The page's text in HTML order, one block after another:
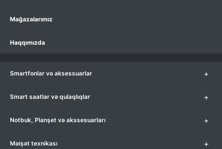
Mağazalarımız
Haqqımızda
Smartfonlar və aksessuarlar +
Smart saatlar və qulaqlıqlar +
Notbuk, Planşet və akssesuarları +
Məişət texnikası +